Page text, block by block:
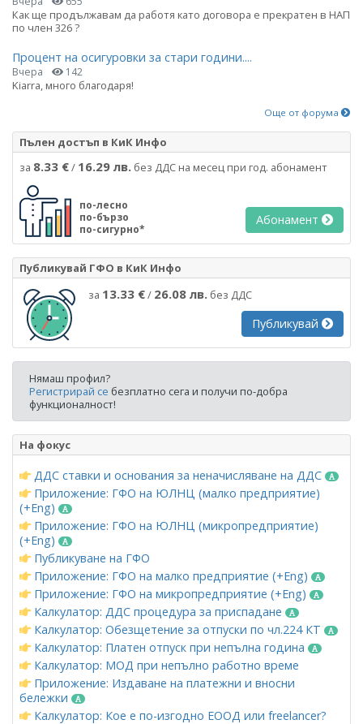
Как ще продължавам да работя като договора е прекратен в НАП
по член 326 ?
Процент на осигуровки за стари години....
Вчера 142
Kiarra, много благодаря!
Още от форума
Пълен достъп в КиК Инфо
за 8.33 €/ 16.29 лв. без ДДС на месец при год. абонамент
по-лесно
по-бързо
по-сигурно*
Абонамент
Публикувай ГФО в КиК Инфо
за 13.33 €/ 26.08 лв. без ДДС
Публикувай
Нямаш профил?
Регистрирай се безплатно сега и получи по-добра
функционалност!
На фокус
ДДС ставки и основания за неначисляване на ДДС
Приложение: ГФО на ЮЛНЦ (малко предприятие)
(+Eng)
Приложение: ГФО на ЮЛНЦ (микропредприятие)
(+Eng)
Публикуване на ГФО
Приложение: ГФО на малко предприятие (+Eng)
Приложение: ГФО на микропредприятие (+Eng)
Калкулатор: ДДС процедура за приспадане
Калкулатор: Обезщетение за отпуски по чл.224 КТ
Калкулатор: Платен отпуск при непълна година
Калкулатор: МОД при непълно работно време
Приложение: Издаване на платежни и вносни
бележки
Калкулатор: Кое е по-изгодно ЕООД или freelancer?